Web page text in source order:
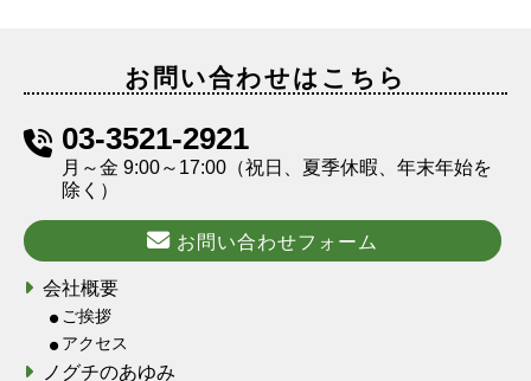
お問い合わせはこちら
03-3521-2921
月～金 9:00～17:00（祝日、夏季休暇、年末年始を
除く）
お問い合わせフォーム
会社概要
ご挨拶
アクセス
ノグチのあゆみ